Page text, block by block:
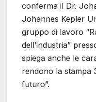
conferma il Dr.
Johannes Kepler
gruppo di lavoro
dell’industria”
spiega anche le
rendono la stampa
futuro”.